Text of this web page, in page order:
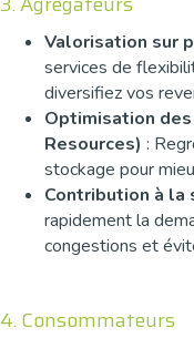
Valorisation sur
services de
diversifiez vos
Optimisation
Resources) :
stockage pour
Contribution à
rapidement la
congestions et
4. Consommateurs